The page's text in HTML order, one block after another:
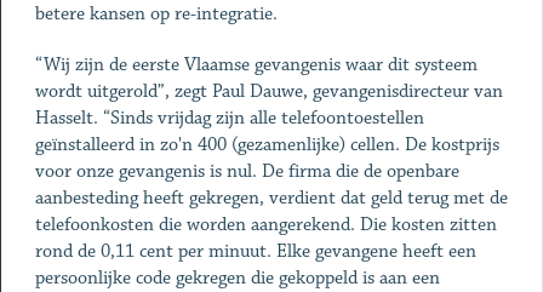
betere kansen op re-integratie.
“Wij zijn de eerste Vlaamse gevangenis waar dit systeem
wordt uitgerold”, zegt Paul Dauwe, gevangenisdirecteur van
Hasselt. “Sinds vrijdag zijn alle telefoontoestellen
geïnstalleerd in zo'n 400 (gezamenlijke) cellen. De kostprijs
voor onze gevangenis is nul. De firma die de openbare
aanbesteding heeft gekregen, verdient dat geld terug met de
telefoonkosten die worden aangerekend. Die kosten zitten
rond de 0,11 cent per minuut. Elke gevangene heeft een
persoonlijke code gekregen die gekoppeld is aan een